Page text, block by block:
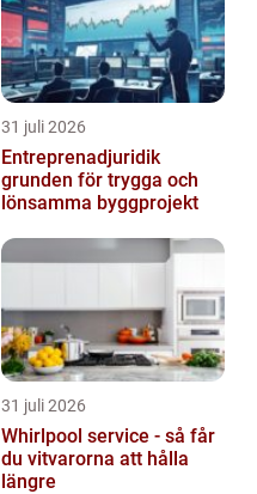
31 juli 2026
Entreprenadjuridik
grunden för trygga och
lönsamma byggprojekt
31 juli 2026
Whirlpool service - så får
du vitvarorna att hålla
längre